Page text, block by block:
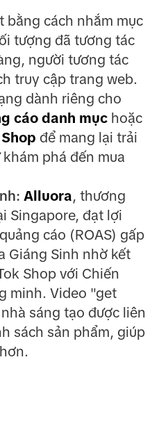
bằng cách nhắm mục
tượng đã tương tác
người tương tác
truy cập trang web.
dành riêng cho
cáo danh mụchoặc
để mang lại trải
phá đến mua
Alluora, thương
Singapore, đạt lợi
cáo (ROAS) gấp
Giáng Sinh nhờ kết
Shop với Chiến
minh. Video "get
sáng tạo được liên
sách sản phẩm, giúp